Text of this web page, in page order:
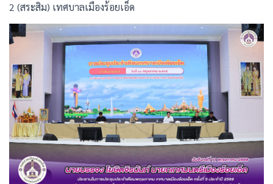
2 (สระสิม) เทศบาลเมืองร้อยเอ็ด